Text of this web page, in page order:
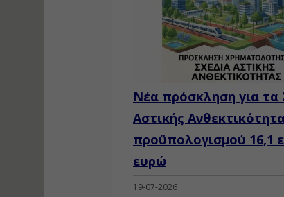
Νέα πρόσκληση για τα
Αστικής
προϋπολογισμού 16,1
ευρώ
19-07-2026